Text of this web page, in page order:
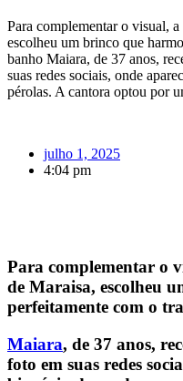
Para complementar o visual,
escolheu um brinco que
banho Maiara, de 37 anos,
suas redes sociais, onde
pérolas. A cantora optou por
julho 1, 2025
4:04 pm
Para complementar o
de Maraisa, escolheu
perfeitamente com o
Maiara, de 37 anos,
foto em suas redes